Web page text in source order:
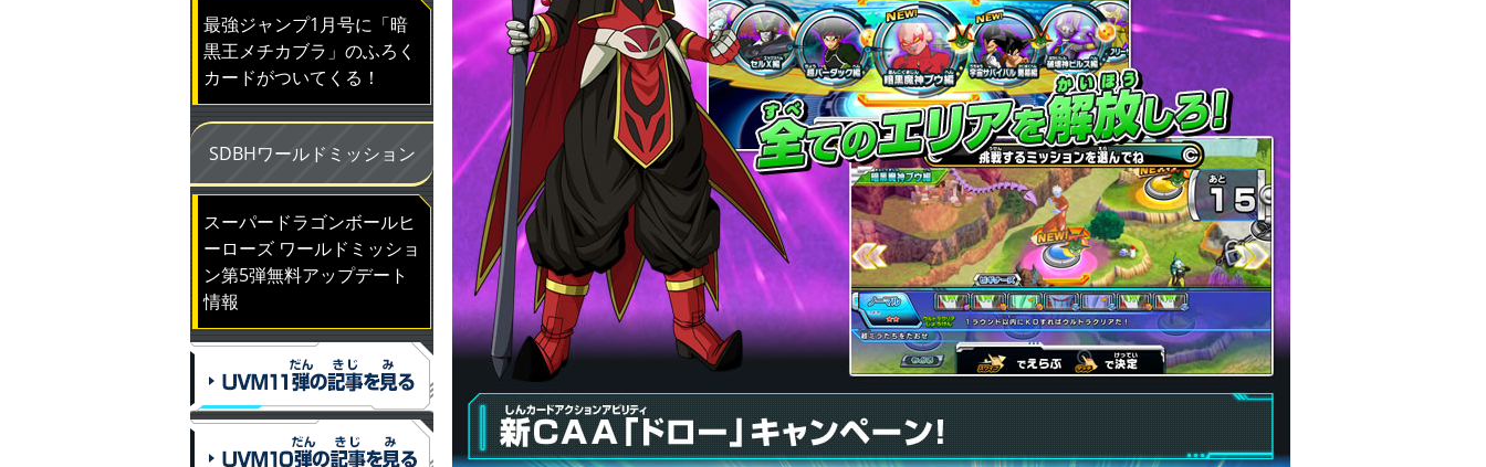
最強ジャンプ1月号に「暗
黒王メチカブラ」のふろく
カードがついてくる！
SDBHワールドミッション
スーパードラゴンボールヒ
ーローズ ワールドミッショ
ン第5弾無料アップデート
情報